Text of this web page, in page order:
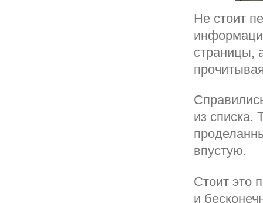
Не стоит
страницы,
из списка.
впустую.
Стоит это
и